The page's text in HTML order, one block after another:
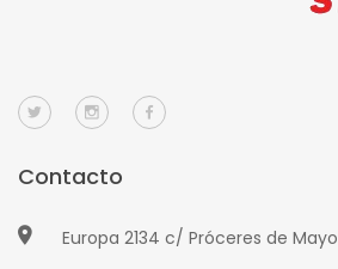
Contacto
Europa 2134 c/ Próceres de Mayo